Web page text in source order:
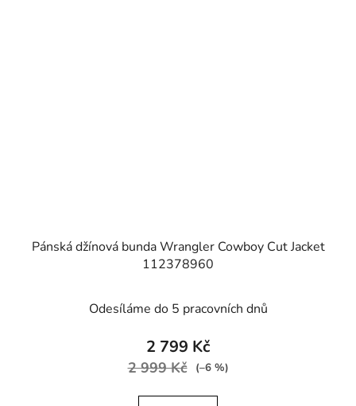
Pánská džínová bunda Wrangler Cowboy Cut Jacket
112378960
Odesíláme do 5 pracovních dnů
2 799 Kč
2 999 Kč (–6 %)